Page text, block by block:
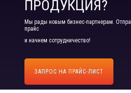
ПРОДУКЦИЯ?
Мы рады новым бизнес-партнерам.
прайс
и начнем сотрудничество!
ЗАПРОС НА ПРАЙС-ЛИСТ